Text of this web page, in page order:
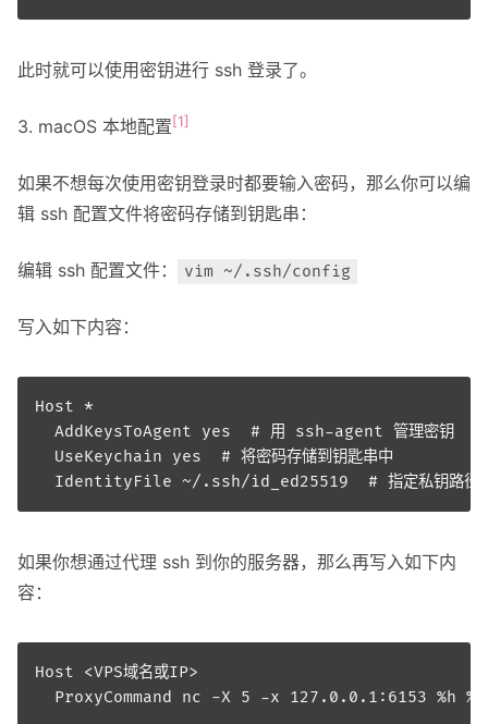
此时就可以使用密钥进行 ssh 登录了。
3. macOS 本地配置[1]
如果不想每次使用密钥登录时都要输入密码，那么你可以编
辑 ssh 配置文件将密码存储到钥匙串：
编辑 ssh 配置文件： vim ~/.ssh/config
写入如下内容：
如果你想通过代理 ssh 到你的服务器，那么再写入如下内
容：